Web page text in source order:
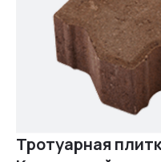
Тротуарная